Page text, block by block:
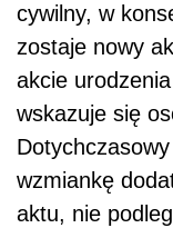
cywilny, w
zostaje nowy
akcie
wskazuje się
wzmiankę
aktu, nie